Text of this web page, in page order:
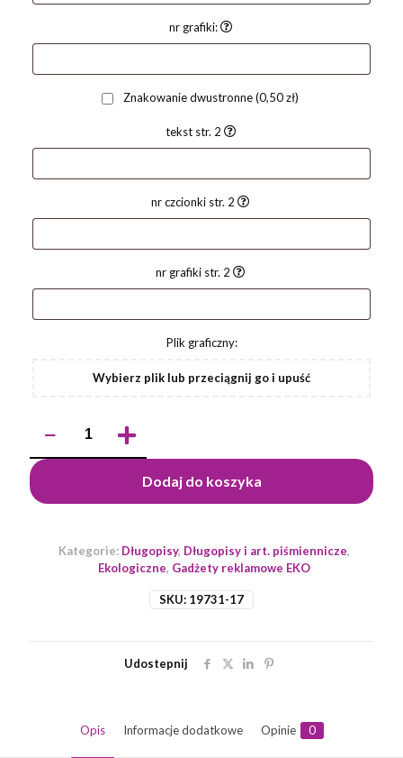
nr grafiki:
Znakowanie dwustronne(0,50 zł)
tekst str. 2
nr czcionki str. 2
nr grafiki str. 2
Plik graficzny:
Wybierz plik lub przeciągnij go i upuść
Długopis
bambusowy
NATU
Dodaj do koszyka
SKU: 19731-17
Kategorie: Długopisy, Długopisy i art. piśmiennicze,
Ekologiczne, Gadżety reklamowe EKO
Udostepnij
Opis Informacje dodatkowe Opinie 0